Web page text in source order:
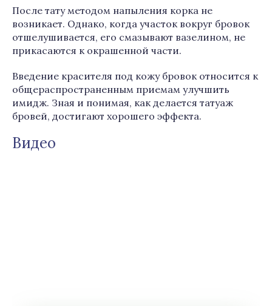
После тату методом напыления корка не
возникает. Однако, когда участок вокруг бровок
отшелушивается, его смазывают вазелином, не
прикасаются к окрашенной части.
Введение красителя под кожу бровок относится к
общераспространенным приемам улучшить
имидж. Зная и понимая, как делается татуаж
бровей, достигают хорошего эффекта.
Видео